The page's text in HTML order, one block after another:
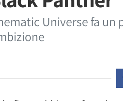
Universe fa un